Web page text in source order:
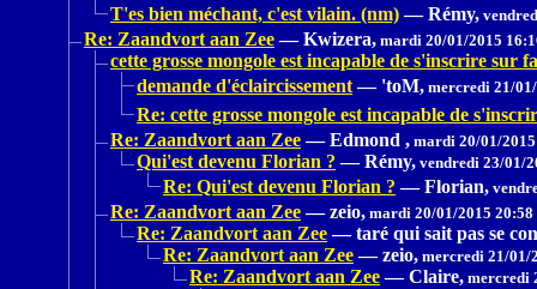
T'es bien méchant, c'est vilain. (nm) — Rémy,
Re: Zaandvort aan Zee — Kwizera, mardi 20/01/2015
cette grosse mongole est incapable de s'inscrire sur
demande d'éclaircissement — 'toM, mercredi 21/
Re: cette grosse mongole est incapable de
Re: Zaandvort aan Zee — Edmond , mardi 20/01/
Qui'est devenu Florian ? — Rémy, vendredi 23/01/
Re: Qui'est devenu Florian ? — Florian,
Re: Zaandvort aan Zee — zeio, mardi 20/01/2015 20:58
Re: Zaandvort aan Zee — taré qui sait pas se
Re: Zaandvort aan Zee — zeio, mercredi 21/01/
Re: Zaandvort aan Zee — Claire, mercredi